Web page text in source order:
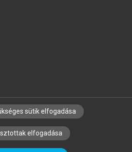
KÖNYVTÁROSOKNAK
ÉS LEKTORÁLÁSI ALAPELVEK
sütik elfogadása
elfogadása